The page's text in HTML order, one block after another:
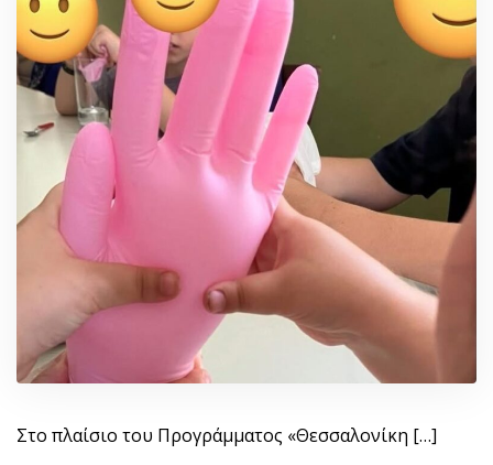
Στο πλαίσιο του Προγράμματος «Θεσσαλονίκη […]